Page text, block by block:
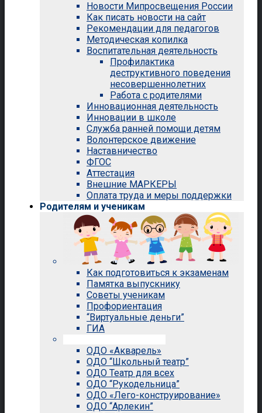
Новости Мипросвещения России
Как писать новости на сайт
Рекомендации для педагогов
Методическая копилка
Воспитательная деятельность
Профилактика
деструктивного поведения
несовершеннолетних
Работа с родителями
Инновационная деятельность
Инновации в школе
Служба ранней помощи детям
Волонтерское движение
Наставничество
ФГОС
Аттестация
Внешние МАРКЕРЫ
Оплата труда и меры поддержки
Родителям и ученикам
Как подготовиться к экзаменам
Памятка выпускнику
Советы ученикам
Профориентация
“Виртуальные деньги”
ГИА
ОДО «Акварель»
ОДО “Школьный театр”
ОДО Театр для всех
ОДО “Рукодельница”
ОДО «Лего-конструирование»
ОДО “Арлекин”